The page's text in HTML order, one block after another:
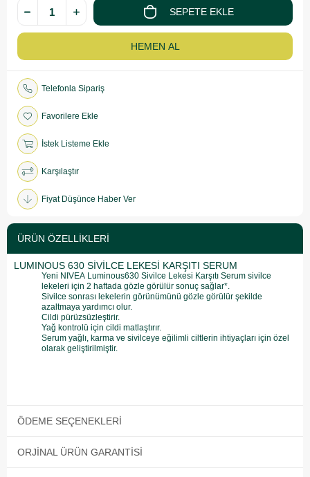
Telefonla Sipariş
Favorilere Ekle
İstek Listeme Ekle
Karşılaştır
Fiyat Düşünce Haber Ver
ÜRÜN ÖZELLIKLERI
LUMINOUS 630 SİVİLCE LEKESİ KARŞITI SERUM
Yeni NIVEA Luminous630 Sivilce Lekesi Karşıtı Serum sivilce
lekeleri için 2 haftada gözle görülür sonuç sağlar*.
Sivilce sonrası lekelerin görünümünü gözle görülür şekilde
azaltmaya yardımcı olur.
Cildi pürüzsüzleştirir.
Yağ kontrolü için cildi matlaştırır.
Serum yağlı, karma ve sivilceye eğilimli ciltlerin ihtiyaçları için özel
olarak geliştirilmiştir.
ÖDEME SEÇENEKLERI
ORJINAL ÜRÜN GARANTISI